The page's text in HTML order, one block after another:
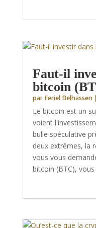
Faut-il
bitcoin
par Feriel Belhassen|
Le bitcoin est un
voient
bulle spéculative
deux extrêmes, la
vous vous
bitcoin (BTC), vous